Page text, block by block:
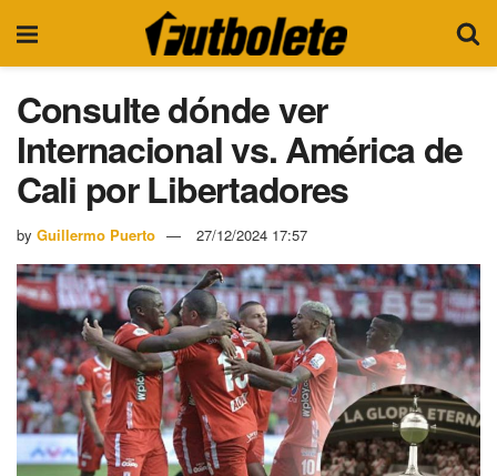
Consulte dónde ver
Internacional vs. América de
Cali por Libertadores
by Guillermo Puerto 27/12/2024 17:57